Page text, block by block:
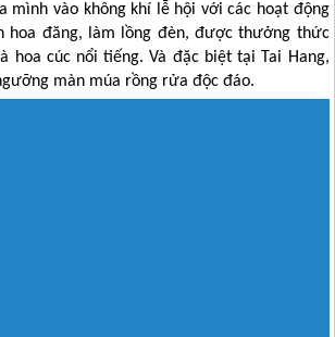
mình vào không khí lễ hội với các hoạt động
hoa đăng, làm lồng đèn, được thưởng thức
hoa cúc nổi tiếng. Và đặc biệt tại Tai Hang,
màn múa rồng rửa độc đáo.